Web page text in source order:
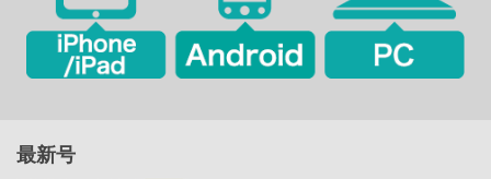
最新号